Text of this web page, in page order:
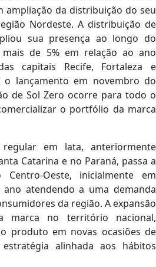
ampliação da distribuição do seu
Nordeste. A distribuição de
sua presença ao longo do
de 5% em relação ao ano
capitais Recife, Fortaleza e
o lançamento em novembro do
de Sol Zero ocorre para todo o
o portfólio da marca
em lata, anteriormente
Catarina e no Paraná, passa a
Oeste, inicialmente em
atendendo a uma demanda
da região. A expansão
marca no território nacional,
produto em novas ocasiões de
alinhada aos hábitos